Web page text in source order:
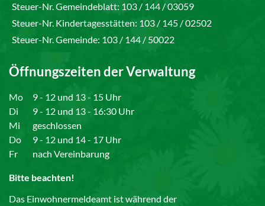
Steuer-Nr. Gemeindeblatt: 103 / 144 / 03059
Steuer-Nr. Kindertagesstätten: 103 / 145 / 02502
Steuer-Nr. Gemeinde: 103 / 144 / 50022
Öffnungszeiten der Verwaltung
Mo
9 - 12 und 13 - 15 Uhr
Di
9 - 12 und 13 - 16:30 Uhr
Mi
geschlossen
Do
9 - 12 und 14 - 17 Uhr
Fr
nach Vereinbarung
Bitte beachten!
Das Einwohnermeldeamt ist während der